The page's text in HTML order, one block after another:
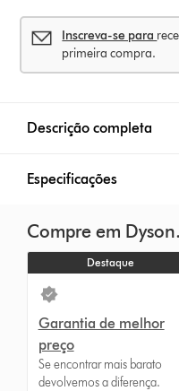
Inscreva-se para
primeira compra.
Descrição completa
Especificações
Compre em
Destaque
Garantia de melhor
preço
Se encontrar mais barato
devolvemos a diferença.